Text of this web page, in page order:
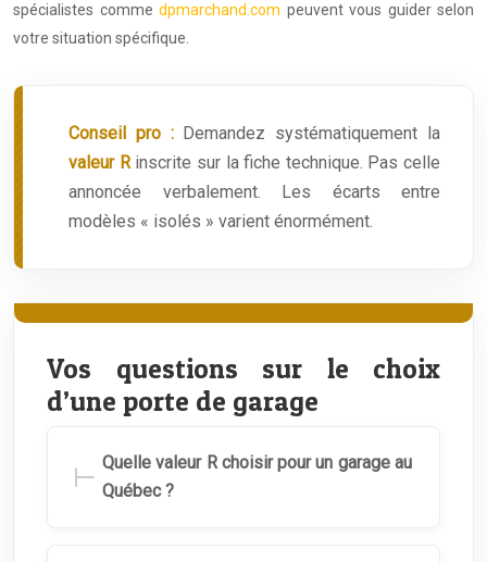
spécialistes comme dpmarchand.com peuvent vous guider selon
votre situation spécifique.
Conseil pro :Demandez systématiquement la
valeur Rinscrite sur la fiche technique. Pas celle
annoncée verbalement. Les écarts entre
modèles « isolés » varient énormément.
Vos questions sur le choix
d’une porte de garage
Quelle valeur R choisir pour un garage au
Québec ?